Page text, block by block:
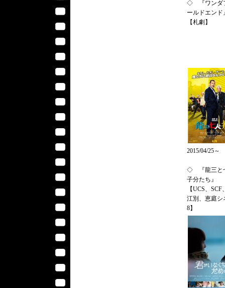
◇ 『ワンダ
ールドエンド
【札劇】
2015/04/25～
◇ 『龍三と
子分たち』
【UCS、SCF
江別、恵庭シ
8】